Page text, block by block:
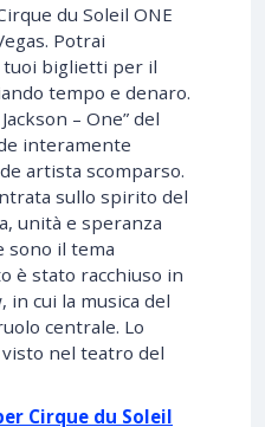
du Soleil ONE
Potrai
tuoi biglietti per il
tempo e denaro.
– One” del
interamente
artista scomparso.
sullo spirito del
unità e speranza
sono il tema
è stato racchiuso in
in cui la musica del
centrale. Lo
nel teatro del
Cirque du Soleil